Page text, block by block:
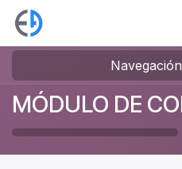
Ir al contenido
Navegación